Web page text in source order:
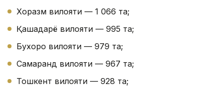
Хоразм вилояти — 1 066 та;
Қашқадарё вилояти — 995 та;
Бухоро вилояти — 979 та;
Самарқанд вилояти — 967 та;
Тошкент вилояти — 928 та;